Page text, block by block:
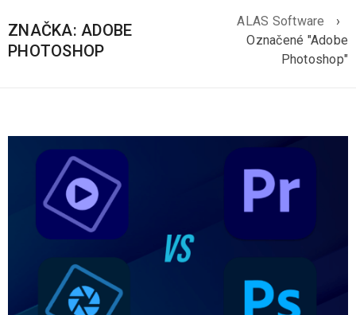
ZNAČKA: ADOBE
PHOTOSHOP
ALAS Software
›
Označené "Adobe
Photoshop"